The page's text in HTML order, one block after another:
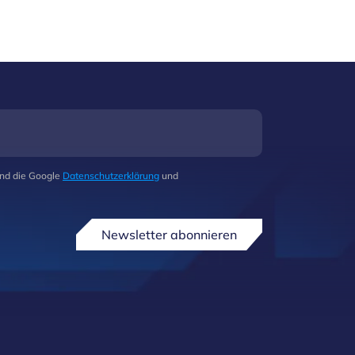
die Google Datenschutzerklärung und
Newsletter abonnieren